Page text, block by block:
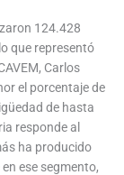
124.428
que representó
Carlos
el porcentaje de
de hasta
responde al
ha producido
ese segmento,